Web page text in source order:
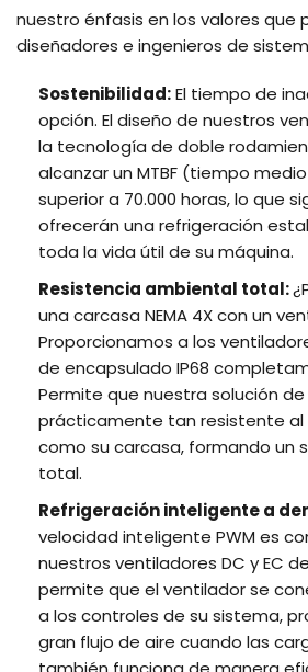
nuestro énfasis en los valores que
diseñadores e ingenieros de
Sostenibilidad:El tiempo de
opción. El diseño de nuestros
la tecnología de doble
alcanzar un MTBF (tiempo
superior a 70.000 horas, lo que
ofrecerán una refrigeración
toda la vida útil de su máquina.
Resistencia ambiental total:
una carcasa NEMA 4X con un
Proporcionamos a los
de encapsulado IP68
Permite que nuestra solución
prácticamente tan resistente al
como su carcasa, formando un
total.
Refrigeración inteligente a
velocidad inteligente PWM es
nuestros ventiladores DC y EC
permite que el ventilador se
a los controles de su sistema,
gran flujo de aire cuando las